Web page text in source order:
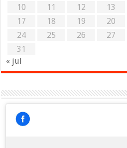
10
11 12 13
17
18 19 20
24
25 26 27
31
« jul